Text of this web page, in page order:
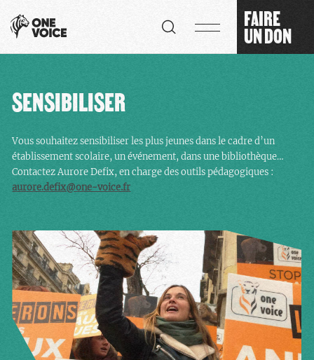
FAIRE
UN DON
SENSIBILISER
Vous souhaitez sensibiliser les plus jeunes dans le cadre d’un
établissement scolaire, un événement, dans une bibliothèque…
Contactez Aurore Defix, en charge des outils pédagogiques :
aurore.defix@one-voice.fr